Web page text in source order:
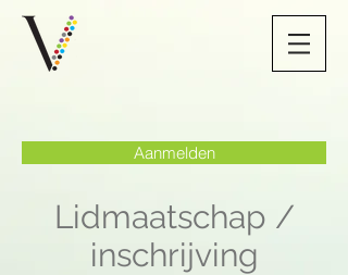
Aanmelden
Lidmaatschap /
inschrijving